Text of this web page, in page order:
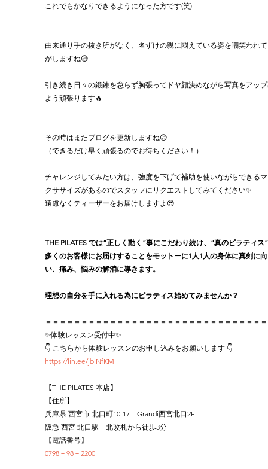
これでもかなりできるようになった方です(笑)
由来通り手の抜き所がなく、名ずけの親に悶えている姿を嘲笑われ
がしますね😅
引き続き日々の鍛錬を怠らず胸張ってドヤ顔決めながら写真をアッ
よう頑張ります🔥
その時はまたブログを更新しますね😊
（できるだけ早く頑張るのでお待ちください！）
チャレンジしてみたい方は、強度を下げて補助を使いながらできる
クササイズがあるのでスタッフにリクエストしてみてください✨
遠慮なくティーザーをお届けしますよ😎
THE PILATES では“正しく動く”事にこだわり続け、“真のピラティス
多くのお客様にお届けすることをモットーに1人1人の身体に真剣に
い、痛み、悩みの解消に導きます。
理想の自分を手に入れる為にピラティス始めてみませんか？
＝＝＝＝＝＝＝＝＝＝＝＝＝＝＝＝＝＝＝＝＝＝＝＝＝＝＝＝＝＝
✨体験レッスン受付中✨
👇 こちらから体験レッスンのお申し込みをお願いします 👇
https://lin.ee/jbiNfKM
【THE PILATES 本店】
【住所】
兵庫県 西宮市 北口町10-17　Grandi西宮北口2F
阪急 西宮 北口駅　北改札から徒歩3分
【電話番号】
0798－98－2200